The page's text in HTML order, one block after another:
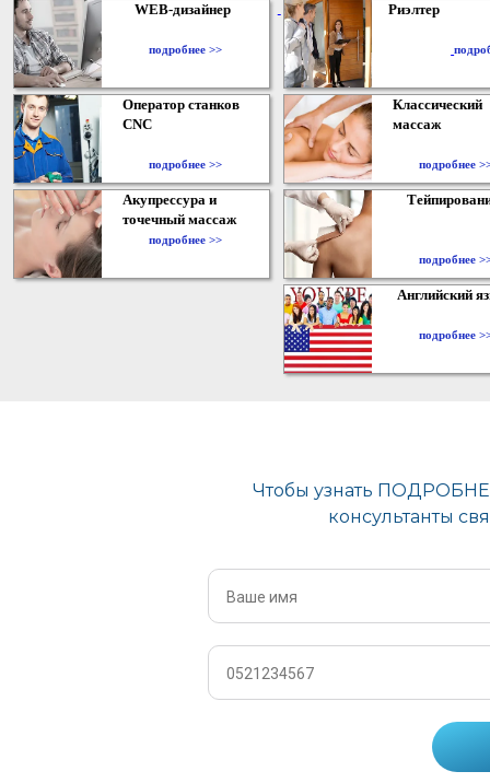
WEB-дизайнер
подробнее >>
Риэлтер
Оператор станков
CNC
подробнее >>
Классический
массаж
подробнее
Акупрессура и
точечный массаж
подробнее >>
подробнее
Английский
подробнее